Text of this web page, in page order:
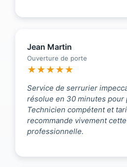
Jean Martin
Ouverture de porte
★★★★★
Service de serrurier
résolue en 30 minutes pour
Technicien compétent et
recommande vivement
professionnelle.